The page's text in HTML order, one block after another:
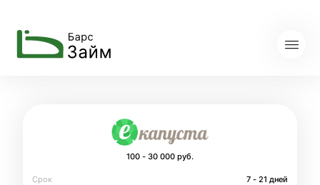
100 - 30 000 руб.
Срок
7 - 21 дней